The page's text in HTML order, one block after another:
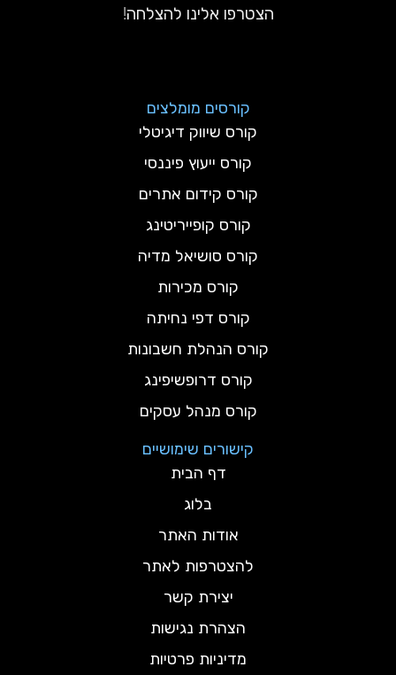
הצטרפו אלינו להצלחה!
קורסים מומלצים
קורס שיווק דיגיטלי
קורס ייעוץ פיננסי
קורס קידום אתרים
קורס קופייריטינג
קורס סושיאל מדיה
קורס מכירות
קורס דפי נחיתה
קורס הנהלת חשבונות
קורס דרופשיפינג
קורס מנהל עסקים
קישורים שימושיים
דף הבית
בלוג
אודות האתר
להצטרפות לאתר
יצירת קשר
הצהרת נגישות
מדיניות פרטיות